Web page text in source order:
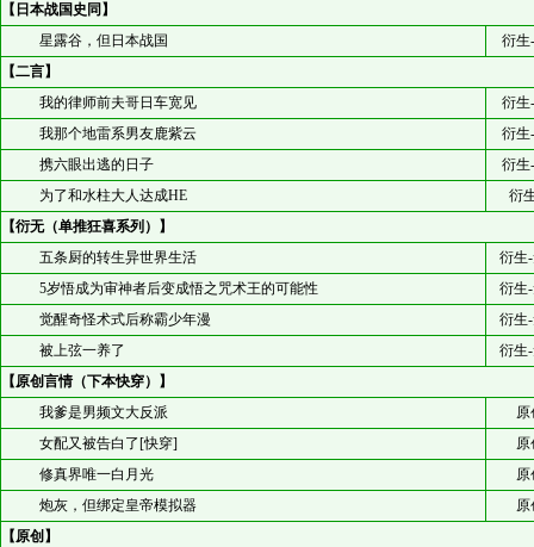
【日本战国史同】
星露谷，但日本战国
衍生
【二言】
我的律师前夫哥日车宽见
衍生
我那个地雷系男友鹿紫云
衍生
携六眼出逃的日子
衍生
为了和水柱大人达成HE
衍
【衍无（单推狂喜系列）】
五条厨的转生异世界生活
衍生
5岁悟成为审神者后变成悟之咒术王的可能性
衍生
觉醒奇怪术式后称霸少年漫
衍生
被上弦一养了
衍生
【原创言情（下本快穿）】
我爹是男频文大反派
原
女配又被告白了[快穿]
原
修真界唯一白月光
原
炮灰，但绑定皇帝模拟器
原
【原创】